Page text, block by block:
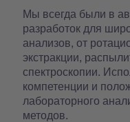
Мы всегда были в
разработок для
анализов, от
экстракции,
спектроскопии.
компетенции и
лабораторного
методов.